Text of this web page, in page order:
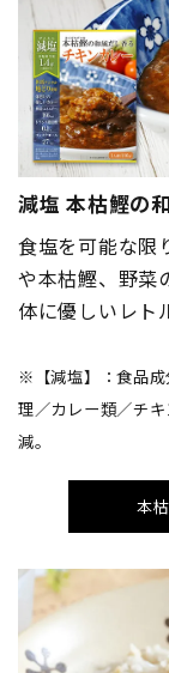
減塩 本枯鰹の
食塩を可能な限
や本枯鰹、野菜
体に優しいレト
※【減塩】：食品成
理／カレー類／チ
減。
本